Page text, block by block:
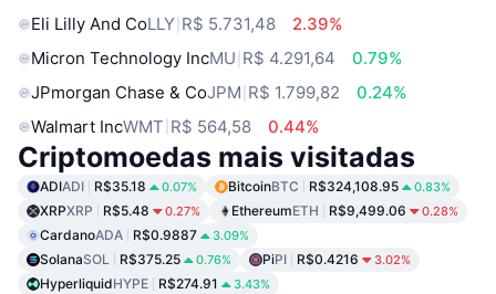
Eli Lilly And CoLLY R$ 5.731,48
2.39%
Micron Technology IncMU R$ 4.291,64
0.79%
JPmorgan Chase & CoJPM R$ 1.799,82
0.24%
Walmart IncWMT R$ 564,58 0.44%
Criptomoedas mais visitadas
ADIADI R$35.18 0.07% BitcoinBTC R$324,108.95 0.83%
XRPXRP R$5.48 0.27% EthereumETH R$9,499.06 0.28%
CardanoADA R$0.9887 3.09%
SolanaSOL R$375.25 0.76% PiPI R$0.4216 3.02%
HyperliquidHYPE R$274.91 3.43%